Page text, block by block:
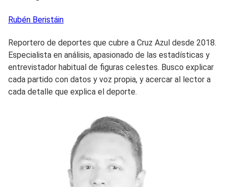
Rubén Beristáin
Reportero de deportes que cubre a Cruz Azul desde 2018.
Especialista en análisis, apasionado de las estadísticas y
entrevistador habitual de figuras celestes. Busco explicar
cada partido con datos y voz propia, y acercar al lector a
cada detalle que explica el deporte.